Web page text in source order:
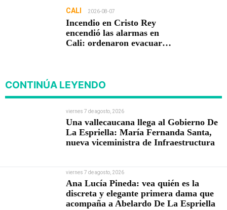
CALI 2026-08-07
Incendio en Cristo Rey
encendió las alarmas en
Cali: ordenaron evacuar
CONTINÚA LEYENDO
viernes 7 de agosto, 2026
Una vallecaucana llega al Gobierno De
La Espriella: María Fernanda Santa,
nueva viceministra de Infraestructura
viernes 7 de agosto, 2026
Ana Lucía Pineda: vea quién es la
discreta y elegante primera dama que
acompaña a Abelardo De La Espriella